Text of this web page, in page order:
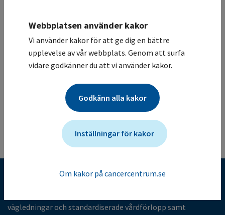
allmän
Deltagande sjukhus
Studiesammanfattning
Mer information om studien för vårdgivare
Studien ändrades senast: (2025-05-05)
Webbplatsen använder kakor
Vi använder kakor för att ge dig en bättre
upplevelse av vår webbplats. Genom att surfa
vidare godkänner du att vi använder kakor.
Godkänn alla kakor
Inställningar för kakor
Om kakor på cancercentrum.se
Kunskapsbank för cancervården
vägledningar och standardiserade vårdförlopp samt